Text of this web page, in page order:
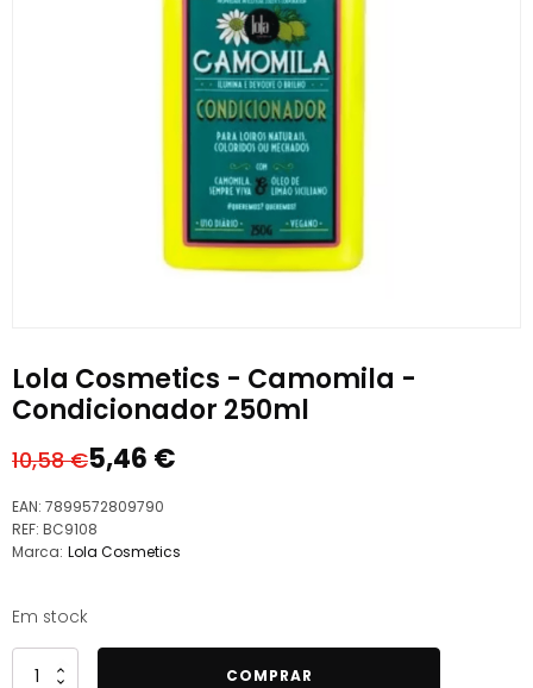
Lola Cosmetics - Camomila -
Condicionador 250ml
10,58€
O
preço
original
era:
5,46 €
O
preço
atual
é:
EAN: 7899572809790
REF: BC9108
Marca: Lola Cosmetics
Em stock
Quantidade
COMPRAR